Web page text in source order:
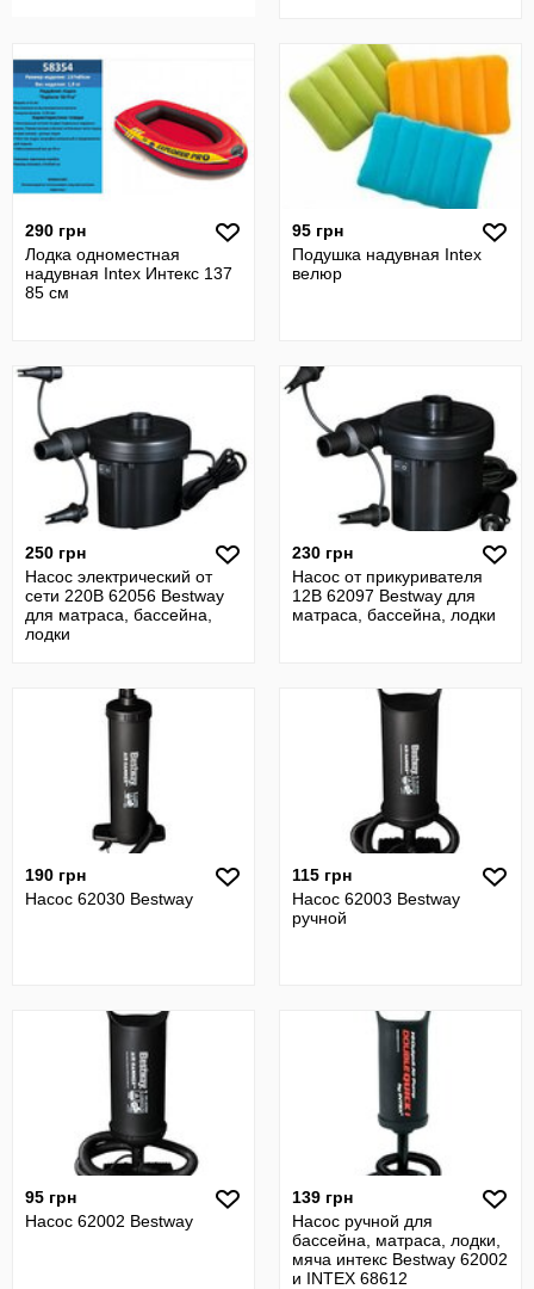
290 грн
Лодка одноместная
надувная Intex Интекс 137
85 см
95 грн
Подушка надувная Intex
велюр
250 грн
Насос электрический от
сети 220В 62056 Bestway
для матраса, бассейна,
лодки
230 грн
Насос от прикуривателя
12В 62097 Bestway для
матраса, бассейна, лодки
190 грн
Насос 62030 Bestway
115 грн
Насос 62003 Bestway
ручной
95 грн
Насос 62002 Bestway
139 грн
Насос ручной для
бассейна, матраса, лодки,
мяча интекс Bestway 62002
и INTEX 68612